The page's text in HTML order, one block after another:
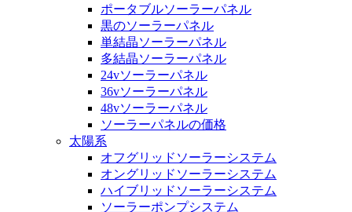
ポータブルソーラーパネル
黒のソーラーパネル
単結晶ソーラーパネル
多結晶ソーラーパネル
24vソーラーパネル
36vソーラーパネル
48vソーラーパネル
ソーラーパネルの価格
太陽系
オフグリッドソーラーシステム
オングリッドソーラーシステム
ハイブリッドソーラーシステム
ソーラーポンプシステム